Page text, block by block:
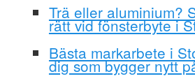
Trä eller aluminium?
rätt vid fönsterbyte i
Bästa markarbete i
dig som bygger nytt